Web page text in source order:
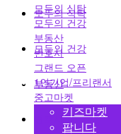
모두의 식탁
모두의 건강
부동산
변호사
모두의 식탁
모두의 건강
부동산
변호사
그랜드 오픈
1인기업/프리랜서
중고마켓
키즈마켓
팝니다